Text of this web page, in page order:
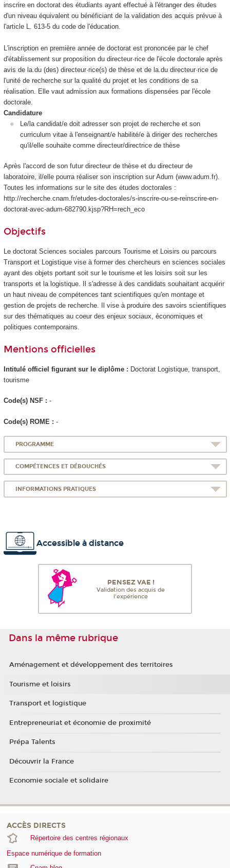
inscrire en doctorat des étudiants ayant effectué à l'étranger des études
d'un niveau équivalent ou bénéficiant de la validation des acquis prévue à
l'article L. 613-5 du code de l'éducation.
L'inscription en première année de doctorat est prononcée par le chef
d'établissement sur proposition du directeur·rice de l'école doctorale après
avis de la.du (des) directeur·rice(s) de thèse et de la.du directeur·rice de
l'unité de recherche sur la qualité du projet et les conditions de sa
réalisation. Elle vaut admission aux formations dispensées par l'école
doctorale.
Candidature
Le/la candidat/e doit adresser son projet de recherche et son
curriculum vitae à l'enseignant/e habilité/e à diriger des recherches
qu'il/elle souhaite comme directeur/directrice de thèse
Après l'accord de son futur directeur de thèse et du directeur de
laboratoire, il/elle pourra réaliser son inscription sur Adum (www.adum.fr).
Toutes les informations sur le site des études doctorales :
http://recherche.cnam.fr/etudes-doctorales/s-inscrire-ou-se-reinscrire-en-
doctorat-avec-adum-682790.kjsp?RH=rech_eco
Objectifs
Le doctorat Sciences sociales parcours Tourisme et Loisirs ou parcours
Transport et Logistique vise à former des chercheurs en sciences sociales
ayant des objets portant soit sur le tourisme et les loisirs soit sur les
transports et la logistique. Il s'adresse à des candidats souhaitant acquérir
un haut niveau de compétences tant scientifiques qu'en montage et
gestion de projets de recherche. Il vise à produire des savoirs scientifiques
sur des thématiques au coeur des enjeux sociaux, économiques et
politiques contemporains.
Mentions officielles
Intitulé officiel figurant sur le diplôme : Doctorat Logistique, transport,
tourisme
Code(s) NSF : -
Code(s) ROME : -
PROGRAMME
COMPÉTENCES ET DÉBOUCHÉS
INFORMATIONS PRATIQUES
Accessible à distance
PENSEZ VAE !
Validation des acquis de
l'expérience
Dans la même rubrique
Aménagement et développement des territoires
Tourisme et loisirs
Transport et logistique
Entrepreneuriat et économie de proximité
Prépa Talents
Découvrir la France
Economie sociale et solidaire
ACCÈS DIRECTS
Répertoire des centres régionaux
Espace numérique de formation